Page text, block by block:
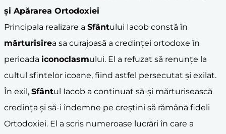
și Apărarea Ortodoxiei
Principala realizare a Sfântului Iacob constă în
mărturisirea sa curajoasă a credinței ortodoxe în
perioada iconoclasmului. El a refuzat să renunțe la
cultul sfintelor icoane, fiind astfel persecutat și exilat.
În exil, Sfântul Iacob a continuat să-și mărturisească
credința și să-i îndemne pe creștini să rămână fideli
Ortodoxiei. El a scris numeroase lucrări în care a